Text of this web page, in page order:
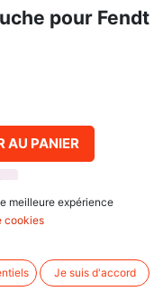
pour Fendt
AU PANIER
d'origine H275100030122,
meilleure expérience
cookies
Je suis d'accord